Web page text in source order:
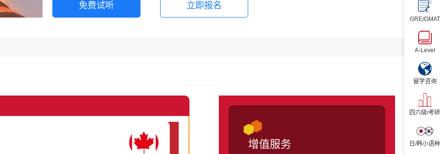
免费试听 立即报名
增值服务
GRE/GMAT
A-Level
留学咨询
四六级/考研
日/韩小语种